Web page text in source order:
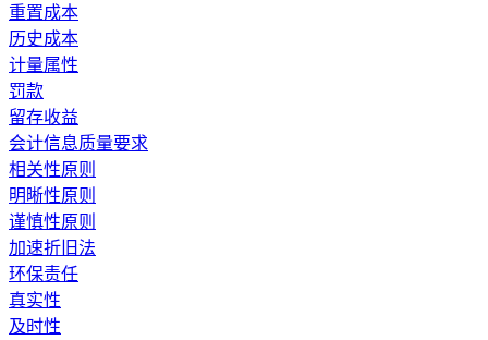
重置成本
历史成本
计量属性
罚款
留存收益
会计信息质量要求
相关性原则
明晰性原则
谨慎性原则
加速折旧法
环保责任
真实性
及时性